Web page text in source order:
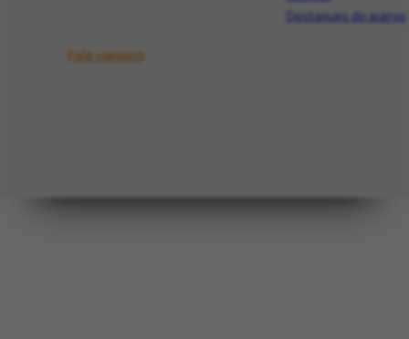
Destaques do acervo
Fale conosco